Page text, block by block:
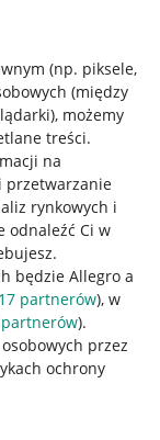
(np. piksele,
(między
, możemy
treści.
na
przetwarzanie
rynkowych i
odnaleźć Ci w
będzie Allegro a
17 partnerów), w
partnerów).
przez
ochrony